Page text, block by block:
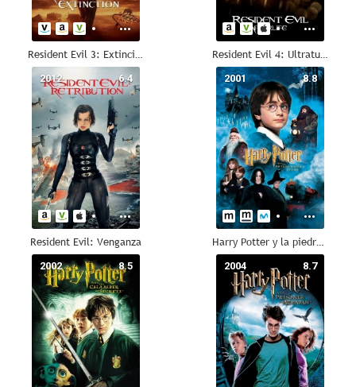
Resident Evil 3: Extinción Resident Evil 4: Ultratumba
6.4
2012
Resident Evil: Venganza
8.8
2001
Harry Potter y la piedra filosofal
8.5
2002 8.7
2004